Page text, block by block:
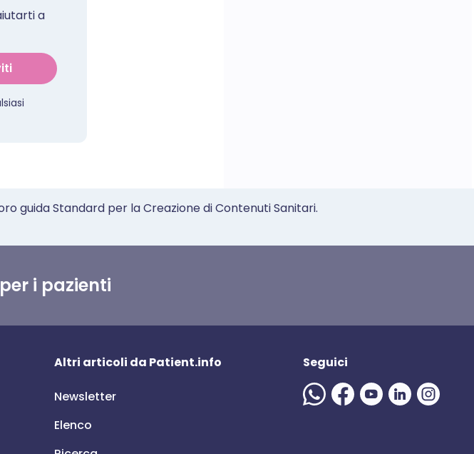
a
guida Standard per la Creazione di Contenuti Sanitari.
i pazienti
Altri articoli da Patient.info
Newsletter
Elenco
Seguici